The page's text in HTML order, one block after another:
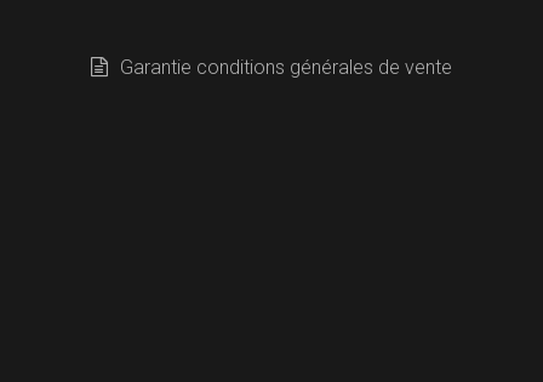
Garantie conditions générales de vente